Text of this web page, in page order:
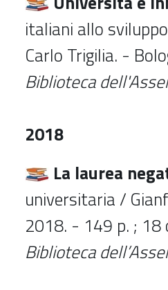
italiani allo
Carlo Trigilia. -
Biblioteca
2018
La laurea
universitaria /
2018. - 149 p. ; 18
Biblioteca